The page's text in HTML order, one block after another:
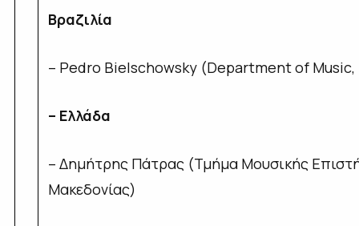
Βραζιλία
– Pedro Bielschowsky (Department of
– Ελλάδα
– Δημήτρης Πάτρας (Τμήμα Μουσικής
Μακεδονίας)